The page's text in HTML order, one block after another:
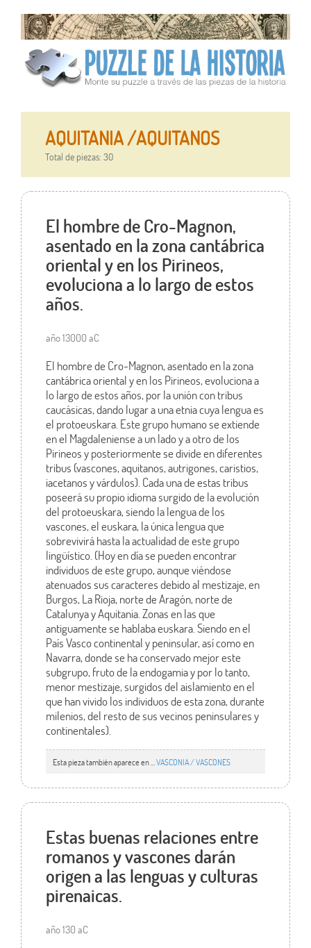
AQUITANIA /AQUITANOS
Total de piezas: 30
El hombre de Cro-Magnon,
asentado en la zona cantábrica
oriental y en los Pirineos,
evoluciona a lo largo de estos
años.
año 13000 aC
El hombre de Cro-Magnon, asentado en la zona
cantábrica oriental y en los Pirineos, evoluciona a
lo largo de estos años, por la unión con tribus
caucásicas, dando lugar a una etnia cuya lengua es
el protoeuskara. Este grupo humano se extiende
en el Magdaleniense a un lado y a otro de los
Pirineos y posteriormente se divide en diferentes
tribus (vascones, aquitanos, autrigones, caristios,
iacetanos y várdulos). Cada una de estas tribus
poseerá su propio idioma surgido de la evolución
del protoeuskara, siendo la lengua de los
vascones, el euskara, la única lengua que
sobrevivirá hasta la actualidad de este grupo
lingüístico. (Hoy en día se pueden encontrar
individuos de este grupo, aunque viéndose
atenuados sus caracteres debido al mestizaje, en
Burgos, La Rioja, norte de Aragón, norte de
Catalunya y Aquitania. Zonas en las que
antiguamente se hablaba euskara. Siendo en el
País Vasco continental y peninsular, así como en
Navarra, donde se ha conservado mejor este
subgrupo, fruto de la endogamia y por lo tanto,
menor mestizaje, surgidos del aislamiento en el
que han vivido los individuos de esta zona, durante
milenios, del resto de sus vecinos peninsulares y
continentales).
Esta pieza también aparece en ... VASCONIA / VASCONES
Estas buenas relaciones entre
romanos y vascones darán
origen a las lenguas y culturas
pirenaicas.
año 130 aC